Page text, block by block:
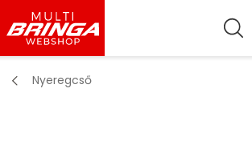
Nyeregcső